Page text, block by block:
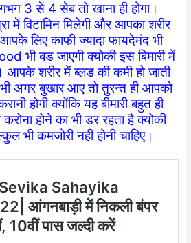
3 सें 4 सेब तो खाना ही होगा।
में विटामिन मिलेगी और आपका शरीर
लिए काफी ज्यादा फायदेमंद भी
भी बड जाएगी क्योकी इस बिमारी में
शरीर में ब्लड की कमी हो जाती
अगर बुखार आए तो तुरन्त ही आपको
होगी क्योंकि यह बीमारी बहुत ही
होने का भी डर रहता है क्योकी
भी कमजोरी नही होनी चाहिए।